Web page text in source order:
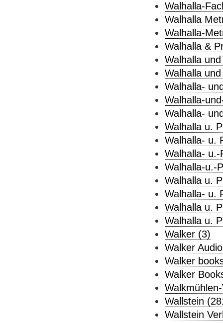
Walhalla-
Walhalla
Walhalla-
Walhalla &
Walhalla
Walhalla
Walhalla-
Walhalla-
Walhalla-
Walhalla u.
Walhalla- u.
Walhalla-
Walhalla-u.-
Walhalla u.
Walhalla- u.
Walhalla u.
Walhalla u.
Walker (3)
Walker
Walker
Walker
Wallstein
Wallstein